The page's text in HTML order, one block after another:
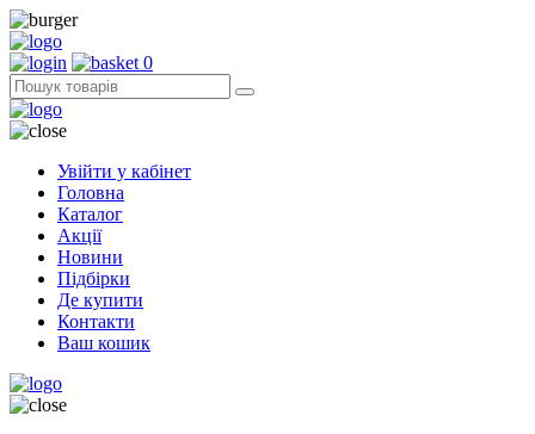
0
Увійти у кабінет
Головна
Каталог
Акції
Новини
Підбірки
Де купити
Контакти
Ваш кошик